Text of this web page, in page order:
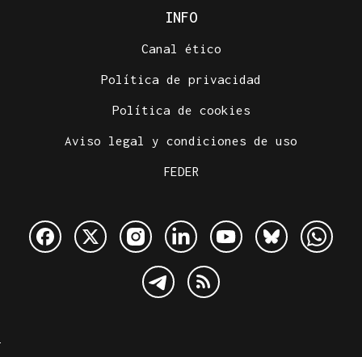
INFO
Canal ético
Política de privacidad
Política de cookies
Aviso legal y condiciones de uso
FEDER